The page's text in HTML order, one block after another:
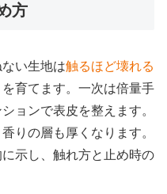
方
い生地は触るほど壊れる
育てます。一次は倍量手
ョンで表皮を整えます。
りの層も厚くなります。
示し、触れ方と止め時の